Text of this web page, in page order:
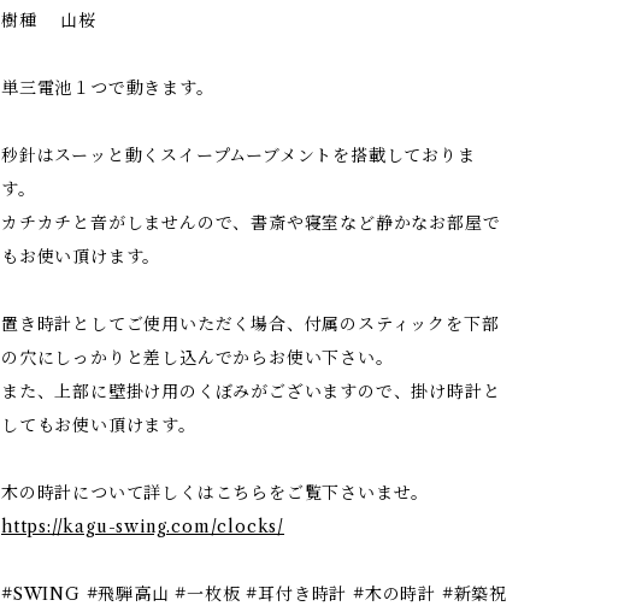
樹種 山桜
単三電池１つで動きます。
秒針はスーッと動くスイープムーブメントを搭載しておりま
す。
カチカチと音がしませんので、書斎や寝室など静かなお部屋で
もお使い頂けます。
置き時計としてご使用いただく場合、付属のスティックを下部
の穴にしっかりと差し込んでからお使い下さい。
また、上部に壁掛け用のくぼみがございますので、掛け時計と
してもお使い頂けます。
木の時計について詳しくはこちらをご覧下さいませ。
https://kagu-swing.com/clocks/
#SWING #飛騨高山 #一枚板 #耳付き時計 #木の時計 #新築祝